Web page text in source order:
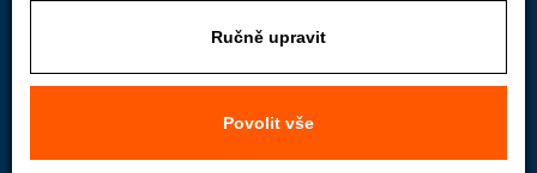
Ručně upravit
Povolit vše
Wolkerova 433